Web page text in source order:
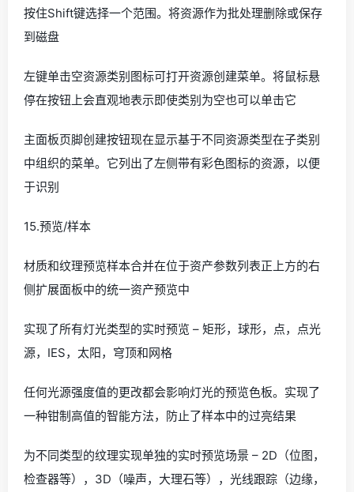
按住Shift键选择一个范围。将资源作为批处理删除或保存
到磁盘
左键单击空资源类别图标可打开资源创建菜单。将鼠标悬
停在按钮上会直观地表示即使类别为空也可以单击它
主面板页脚创建按钮现在显示基于不同资源类型在子类别
中组织的菜单。它列出了左侧带有彩色图标的资源，以便
于识别
15.预览/样本
材质和纹理预览样本合并在位于资产参数列表正上方的右
侧扩展面板中的统一资产预览中
实现了所有灯光类型的实时预览 – 矩形，球形，点，点光
源，IES，太阳，穹顶和网格
任何光源强度值的更改都会影响灯光的预览色板。实现了
一种钳制高值的智能方法，防止了样本中的过亮结果
为不同类型的纹理实现单独的实时预览场景 – 2D（位图，
检查器等），3D（噪声，大理石等），光线跟踪（边缘，